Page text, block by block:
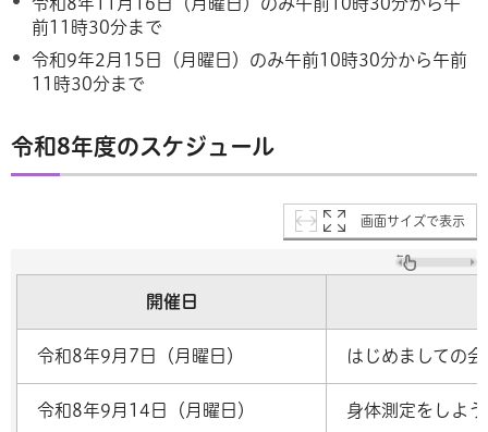
前11時30分まで
令和9年2月15日（月曜日）のみ午前10時30分から午前
11時30分まで
令和8年度のスケジュール
画面サイズで表示
開催日
令和8年9月7日（月曜日） はじめましての会
令和8年9月14日（月曜日） 身体測定をしよう